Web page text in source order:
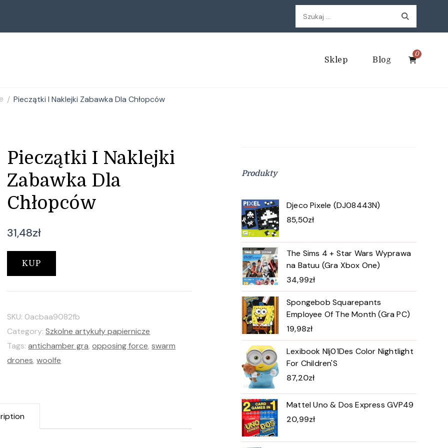
Szukaj:
Sklep Blog
0
/ Pieczątki I Naklejki Zabawka Dla Chłopców
Pieczątki I Naklejki
Zabawka Dla
Chłopców
31,48zł
KUP
SKU: 0acbaa9082fb
Category:Szkolne artykuły papiernicze
Tags:antichamber gra,opposing force,swarm
drones,woolfe
Produkty
Djeco Pixele (DJ08443N)
85,50zł
The Sims 4 + Star Wars Wyprawa
na Batuu (Gra Xbox One)
34,99zł
Spongebob Squarepants
Employee Of The Month (Gra PC)
19,98zł
Lexibook Nlj01Des Color Nightlight
For Children'S
87,20zł
Mattel Uno & Dos Express GVP49
20,99zł